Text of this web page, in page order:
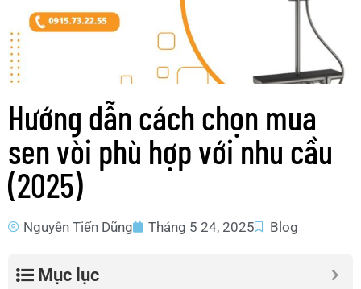
Hướng dẫn cách chọn mua
sen vòi phù hợp với nhu cầu
(2025)
Nguyễn Tiến Dũng Tháng 5 24, 2025 Blog
Mục lục